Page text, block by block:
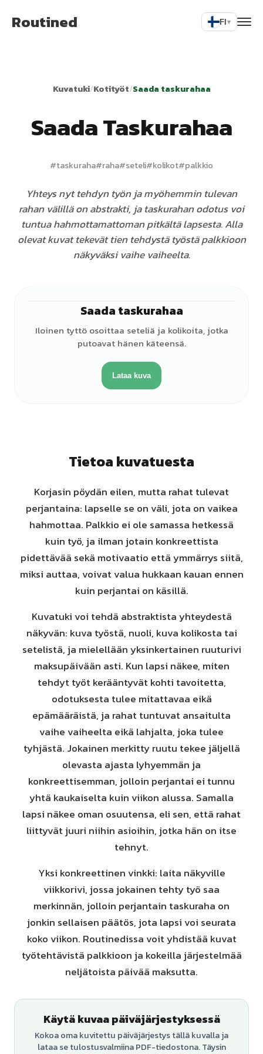
Routined FI▾
Kuvatuki/Kotityöt/Saada taskurahaa
Saada Taskurahaa
#taskuraha#raha#seteli#kolikot#palkkio
Yhteys nyt tehdyn työn ja myöhemmin tulevan
rahan välillä on abstrakti, ja taskurahan odotus voi
tuntua hahmottamattoman pitkältä lapsesta. Alla
olevat kuvat tekevät tien tehdystä työstä palkkioon
näkyväksi vaihe vaiheelta.
Saada taskurahaa
Iloinen tyttö osoittaa seteliä ja kolikoita, jotka
putoavat hänen käteensä.
Lataa kuva
Tietoa kuvatuesta
Korjasin pöydän eilen, mutta rahat tulevat
perjantaina: lapselle se on väli, jota on vaikea
hahmottaa. Palkkio ei ole samassa hetkessä
kuin työ, ja ilman jotain konkreettista
pidettävää sekä motivaatio että ymmärrys siitä,
miksi auttaa, voivat valua hukkaan kauan ennen
kuin perjantai on käsillä.
Kuvatuki voi tehdä abstraktista yhteydestä
näkyvän: kuva työstä, nuoli, kuva kolikosta tai
setelistä, ja mielellään yksinkertainen ruuturivi
maksupäivään asti. Kun lapsi näkee, miten
tehdyt työt kerääntyvät kohti tavoitetta,
odotuksesta tulee mitattavaa eikä
epämääräistä, ja rahat tuntuvat ansaitulta
vaihe vaiheelta eikä lahjalta, joka tulee
tyhjästä. Jokainen merkitty ruutu tekee jäljellä
olevasta ajasta lyhyemmän ja
konkreettisemman, jolloin perjantai ei tunnu
yhtä kaukaiselta kuin viikon alussa. Samalla
lapsi näkee oman osuutensa, eli sen, että rahat
liittyvät juuri niihin asioihin, jotka hän on itse
tehnyt.
Yksi konkreettinen vinkki: laita näkyville
viikkorivi, jossa jokainen tehty työ saa
merkinnän, jolloin perjantain taskuraha on
jonkin sellaisen päätös, jota lapsi voi seurata
koko viikon. Routinedissa voit yhdistää kuvat
työtehtävistä palkkioon ja kokeilla järjestelmää
neljätoista päivää maksutta.
Käytä kuvaa päiväjärjestyksessä
Kokoa oma kuvitettu päiväjärjestys tällä kuvalla ja
lataa se tulostusvalmiina PDF-tiedostona. Täysin